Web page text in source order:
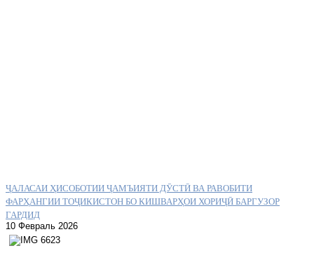
ҶАЛАСАИ ҲИСОБОТИИ ҶАМЪИЯТИ ДӮСТӢ ВА РАВОБИТИ
ФАРҲАНГИИ ТОҶИКИСТОН БО КИШВАРҲОИ ХОРИҶӢ БАРГУЗОР
ГАРДИД
10 Февраль 2026